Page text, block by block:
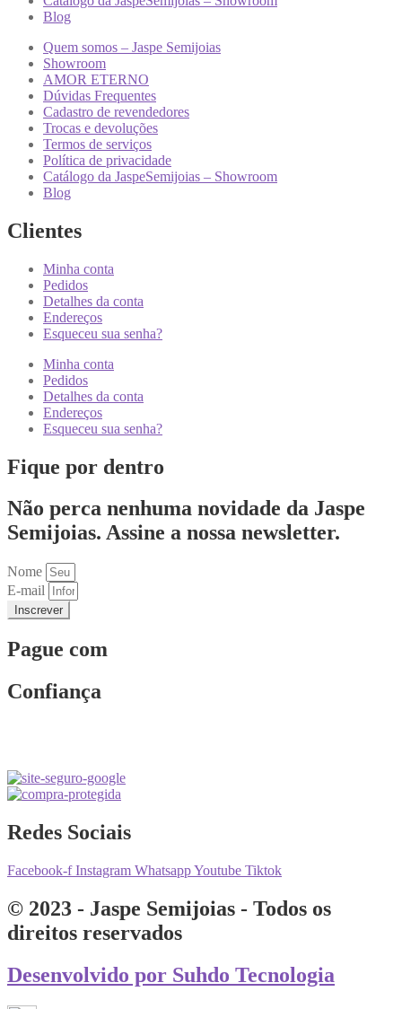
Blog
Quem somos – Jaspe Semijoias
Showroom
AMOR ETERNO
Dúvidas Frequentes
Cadastro de revendedores
Trocas e devoluções
Termos de serviços
Política de privacidade
Catálogo da JaspeSemijoias – Showroom
Blog
Clientes
Minha conta
Pedidos
Detalhes da conta
Endereços
Esqueceu sua senha?
Minha conta
Pedidos
Detalhes da conta
Endereços
Esqueceu sua senha?
Fique por dentro
Não perca nenhuma novidade da Jaspe
Semijoias. Assine a nossa newsletter.
Nome
E-mail
Inscrever
Pague com
Confiança
Redes Sociais
Facebook-f Instagram WhatsappYoutube Tiktok
© 2023 - Jaspe Semijoias - Todos os
direitos reservados
Desenvolvido por Suhdo Tecnologia